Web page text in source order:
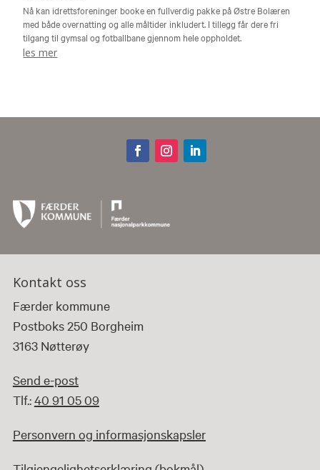
Nå kan idrettsforeninger booke en fullverdig pakke på Østre Bolæren
med både overnatting og alle måltider inkludert. I tillegg får dere fri
tilgang til gymsal og fotballbane gjennom hele oppholdet.
les mer
Kontakt oss
Færder kommune
Postboks 250 Borgheim
3163 Nøtterøy
Send e-post
Tlf.:40 91 05 09
Personvern og informasjonskapsler